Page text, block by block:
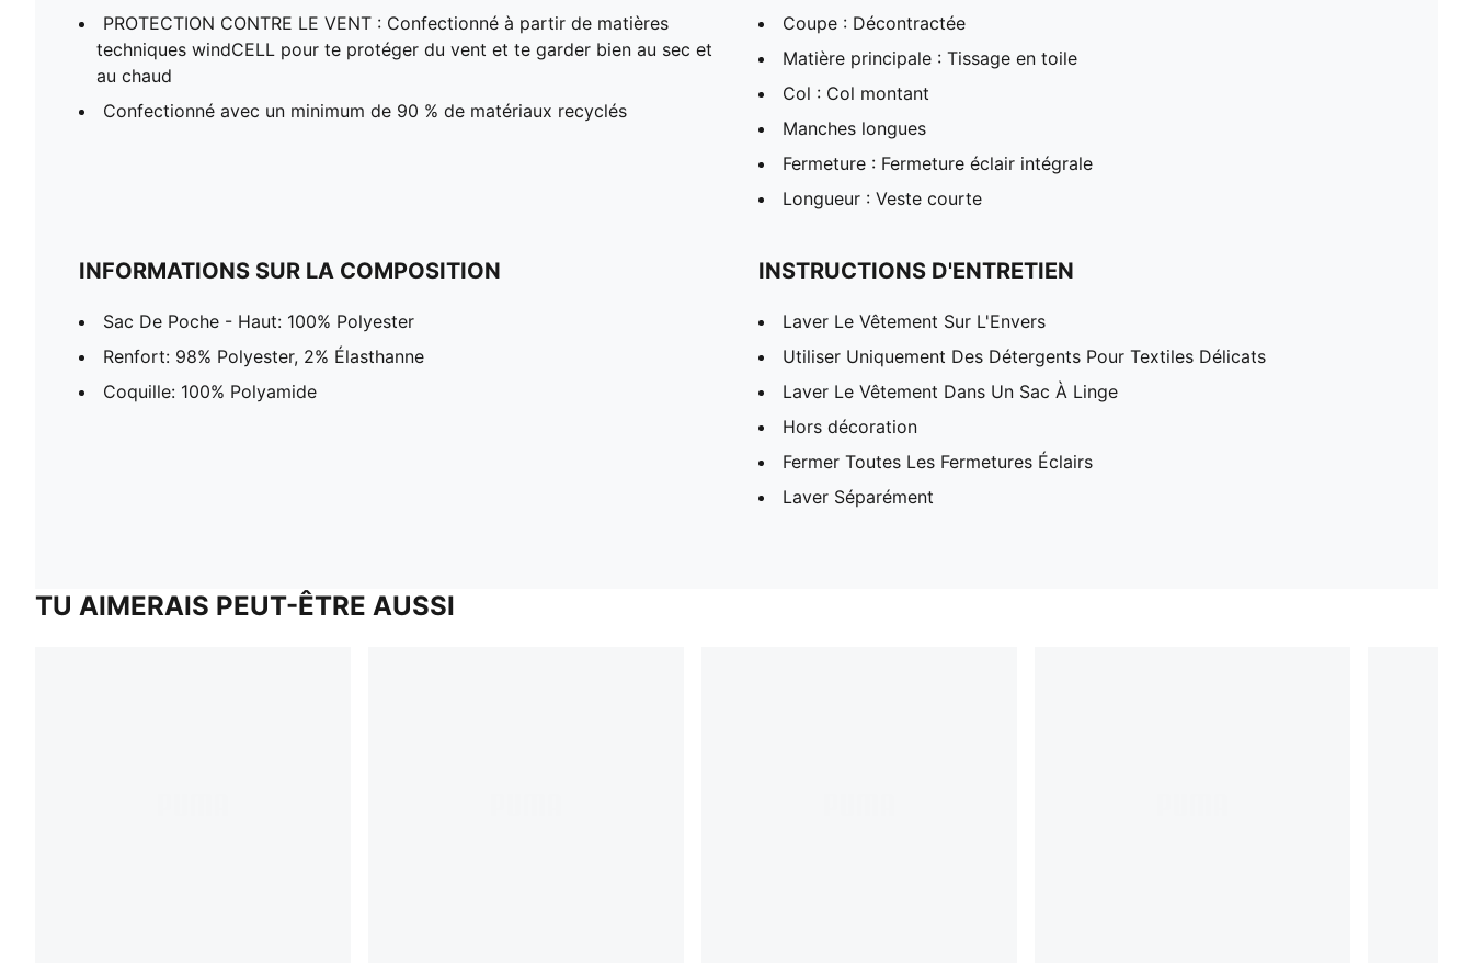
PROTECTION CONTRE LE VENT : Confectionné à partir de matières
techniques windCELL pour te protéger du vent et te garder bien au sec et
au chaud
Confectionné avec un minimum de 90 % de matériaux recyclés
Coupe : Décontractée
Matière principale : Tissage en toile
Col : Col montant
Manches longues
Fermeture : Fermeture éclair intégrale
Longueur : Veste courte
INFORMATIONS SUR LA COMPOSITION
Sac De Poche - Haut: 100% Polyester
Renfort: 98% Polyester, 2% Élasthanne
Coquille: 100% Polyamide
INSTRUCTIONS D'ENTRETIEN
Laver Le Vêtement Sur L'Envers
Utiliser Uniquement Des Détergents Pour Textiles Délicats
Laver Le Vêtement Dans Un Sac À Linge
Hors décoration
Fermer Toutes Les Fermetures Éclairs
Laver Séparément
TU AIMERAIS PEUT-ÊTRE AUSSI